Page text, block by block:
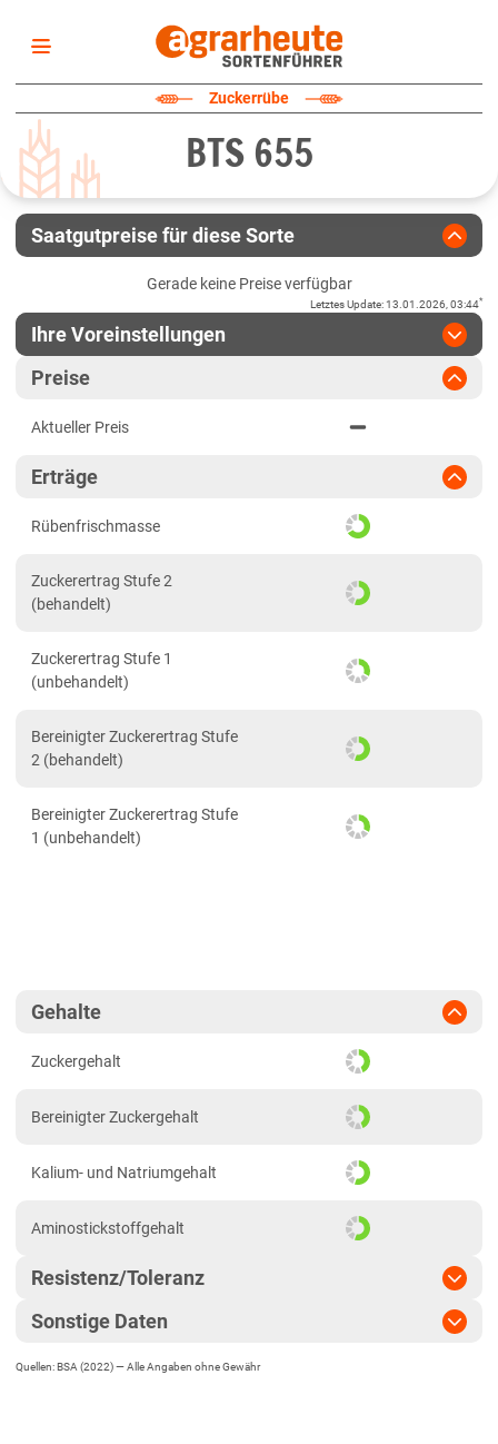
Startseite
Sortenliste
Fruchtarten
Züchter
Erklärungen
Zuckerrübe
BTS 655
Saatgutpreise für diese Sorte
Gerade keine Preise verfügbar
Letztes Update:13.01.2026, 03:44*
Ihre Voreinstellungen
Region
2024
2023
Link teilen
PDF drucken
Preise
Aktueller Preis
Erträge
Rübenfrischmasse
Zuckerertrag Stufe 2
(behandelt)
Zuckerertrag Stufe 1
(unbehandelt)
Bereinigter Zuckerertrag Stufe
2 (behandelt)
Bereinigter Zuckerertrag Stufe
1 (unbehandelt)
Gehalte
Zuckergehalt
Bereinigter Zuckergehalt
Kalium- und Natriumgehalt
Aminostickstoffgehalt
Resistenz/Toleranz
Cercospora
Sonstige Daten
EU-Sorte
Quellen: BSA (2022) —Alle Angaben ohne Gewähr